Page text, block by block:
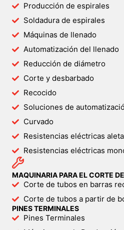
Producción de espirales
Soldadura de espirales
Máquinas de llenado
Automatización del llenado
Reducción de diámetro
Corte y desbarbado
Recocido
Soluciones de
Curvado
Resistencias eléctricas
Resistencias eléctricas
MAQUINARIA PARA EL CORTE
Corte de tubos en barras
Corte de tubos a partir de
PINES TERMINALES
Pines Terminales